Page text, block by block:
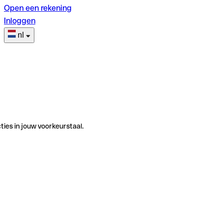
Open een rekening
Inloggen
nl
in jouw voorkeurstaal.